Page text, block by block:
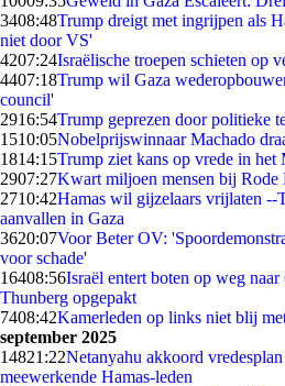
3408:48Trump dreigt met ingrijpen als
niet door VS'
4207:24Israëlische troepen schieten op
4407:18Trump wil Gaza
council'
2916:54Trump geprezen door politieke
1510:05Nobelprijswinnaar Machado
1814:15Trump ziet kans op vrede in het
2907:27Kwart miljoen mensen bij Rode
2710:42Hamas wil gijzelaars vrijlaten --
aanvallen in Gaza
3620:07Voor Beter OV:
voor schade'
16408:56Israël entert boten op weg
Thunberg opgepakt
7408:42Kamerleden op links niet blij
september 2025
14821:22Netanyahu akkoord
meewerkende Hamas-leden